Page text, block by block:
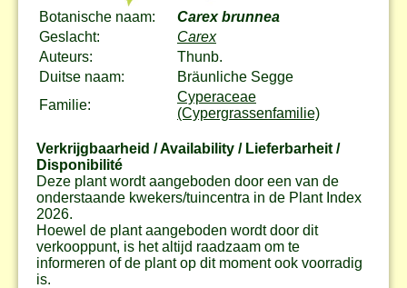
Botanische naam:
Carex brunnea
Geslacht:
Carex
Auteurs:
Thunb.
Duitse naam:
Bräunliche Segge
Familie:
Cyperaceae
(Cypergrassenfamilie)
Verkrijgbaarheid / Availability / Lieferbarheit /
Disponibilité
Deze plant wordt aangeboden door een van de
onderstaande kwekers/tuincentra in de Plant Index
2026.
Hoewel de plant aangeboden wordt door dit
verkooppunt, is het altijd raadzaam om te
informeren of de plant op dit moment ook voorradig
is.